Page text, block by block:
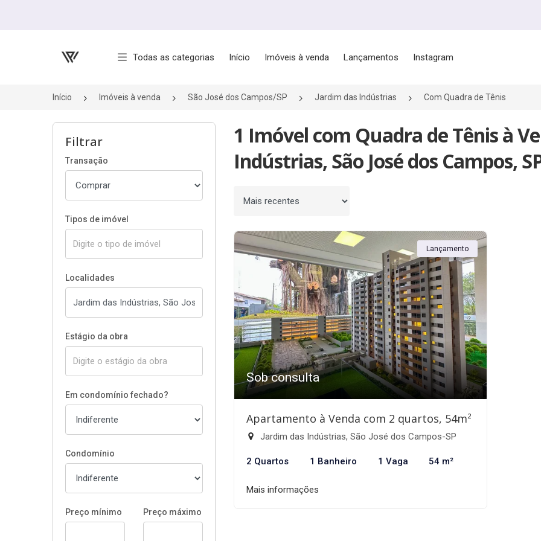
Página inicial
Todas as categorias Início Imóveis à venda Lançamentos Instagram
Início Imóveis à venda São José dos Campos/SP Jardim das Indústrias Com Quadra de Tênis
Filtrar
Transação
Tipos de imóvel
Localidades
Estágio da obra
Em condomínio fechado?
Condomínio
Preço mínimo Preço máximo
1 Imóvel com Quadra de Tênis à
Indústrias, São José dos Campos,
Ordenar por
Lançamento
Sob consulta
Apartamento à Venda com 2 quartos, 54m²
Jardim das Indústrias, São José dos Campos-SP
2 Quartos 1 Banheiro 1 Vaga 54 m²
Mais informações